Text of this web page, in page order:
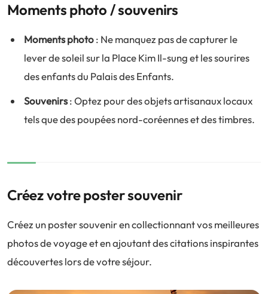
Moments photo / souvenirs
Moments photo: Ne manquez pas de capturer le
lever de soleil sur la Place Kim Il-sung et les sourires
des enfants du Palais des Enfants.
Souvenirs: Optez pour des objets artisanaux locaux
tels que des poupées nord-coréennes et des timbres.
Créez votre poster souvenir
Créez un poster souvenir en collectionnant vos meilleures
photos de voyage et en ajoutant des citations inspirantes
découvertes lors de votre séjour.